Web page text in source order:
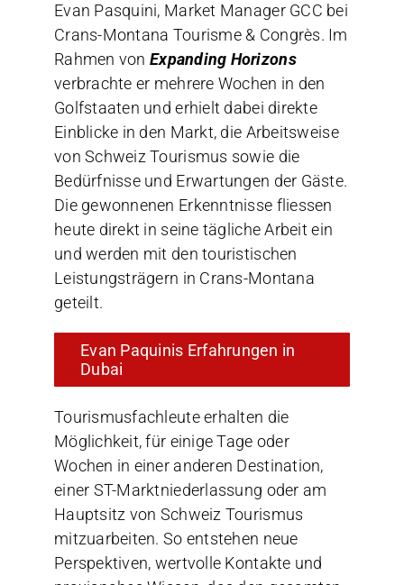
Evan Pasquini, Market Manager GCC bei
Crans-Montana Tourisme & Congrès. Im
Rahmen von Expanding Horizons
verbrachte er mehrere Wochen in den
Golfstaaten und erhielt dabei direkte
Einblicke in den Markt, die Arbeitsweise
von Schweiz Tourismus sowie die
Bedürfnisse und Erwartungen der Gäste.
Die gewonnenen Erkenntnisse fliessen
heute direkt in seine tägliche Arbeit ein
und werden mit den touristischen
Leistungsträgern in Crans-Montana
geteilt.
Evan Paquinis Erfahrungen in
Dubai
Tourismusfachleute erhalten die
Möglichkeit, für einige Tage oder
Wochen in einer anderen Destination,
einer ST-Marktniederlassung oder am
Hauptsitz von Schweiz Tourismus
mitzuarbeiten. So entstehen neue
Perspektiven, wertvolle Kontakte und